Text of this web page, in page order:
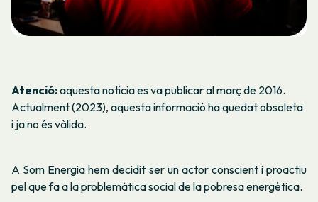
Atenció:aquesta notícia es va publicar al març de 2016.
Actualment (2023), aquesta informació ha quedat obsoleta
i ja no és vàlida.
A Som Energia hem decidit ser un actor conscient i proactiu
pel que fa a la problemàtica social de la pobresa energètica.